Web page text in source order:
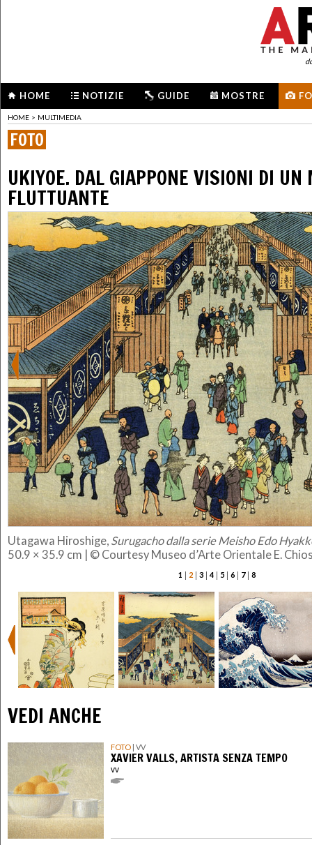
HOME NOTIZIE GUIDE MOSTRE
HOME > MULTIMEDIA
FOTO
UKIYOE. DAL GIAPPONE VISIONI DI UN
FLUTTUANTE
Utagawa Hiroshige, Surugacho dalla serie Meisho Edo
50.9 × 35.9 cm | © Courtesy Museo d’Arte Orientale E.
1 | 2| 3| 4| 5| 6| 7| 8
VEDI ANCHE
FOTO | VV
XAVIER VALLS, ARTISTA SENZA TEMPO
vv